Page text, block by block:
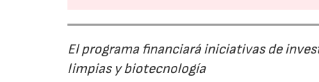
El programa financiará iniciativas de
limpias y biotecnología